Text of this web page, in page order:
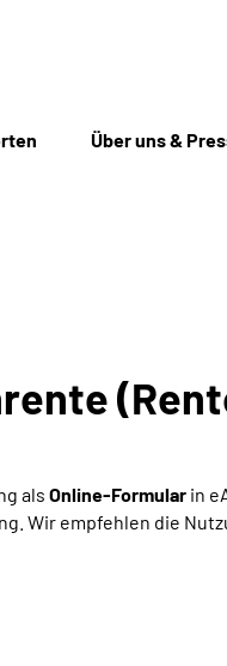
Über uns &
als Online-Formular in
Wir empfehlen die